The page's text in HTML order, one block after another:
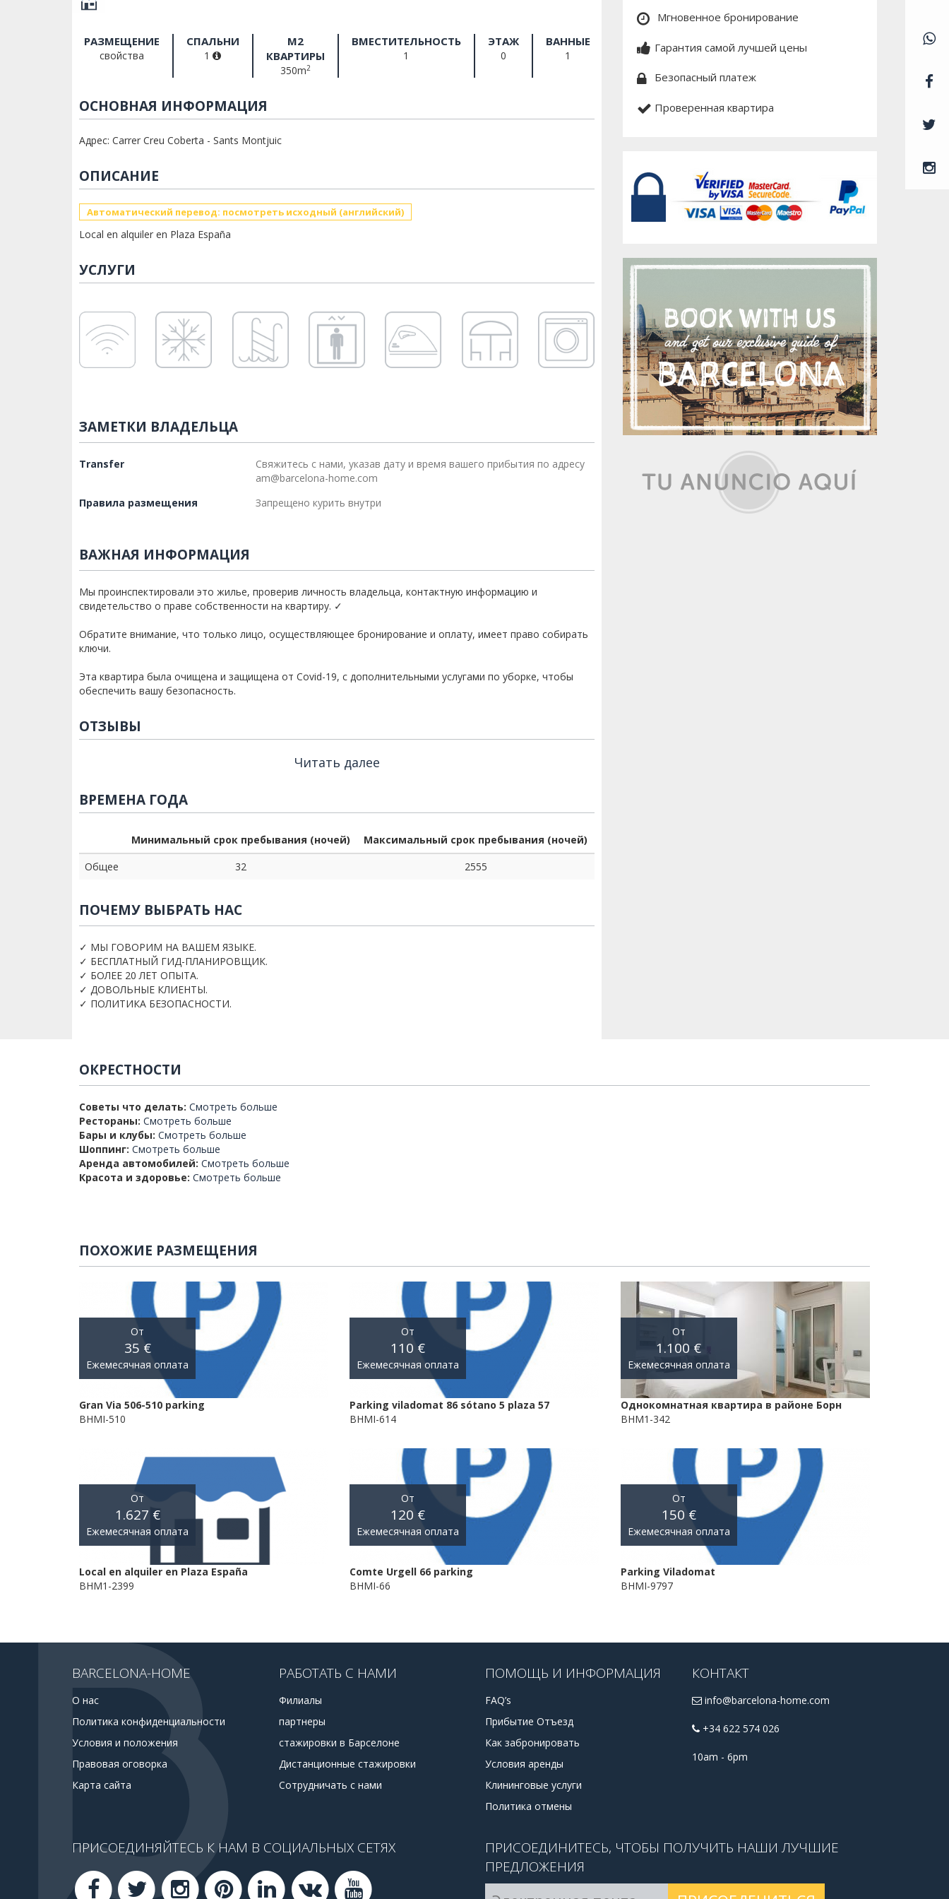
Мгновенное бронирование
Гарантия самой лучшей цены
Безопасный платеж
Проверенная квартира
РАЗМЕЩЕНИЕ
свойства
СПАЛЬНИ
1
M2
КВАРТИРЫ
350m2
ВМЕСТИТЕЛЬНОСТЬ
1
ЭТАЖ
0
ВАННЫЕ
1
ОСНОВНАЯ ИНФОРМАЦИЯ
Адрес: Carrer Creu Coberta - Sants Montjuic
ОПИСАНИЕ
Автоматический перевод: посмотреть исходный (английский)
Local en alquiler en Plaza España
УСЛУГИ
ЗАМЕТКИ ВЛАДЕЛЬЦА
Transfer
Свяжитесь с нами, указав дату и время вашего прибытия по адресу
am@barcelona-home.com
Правила размещения
Запрещено курить внутри
ВАЖНАЯ ИНФОРМАЦИЯ
Мы проинспектировали это жилье, проверив личность владельца, контактную информацию и
свидетельство о праве собственности на квартиру. ✓
Обратите внимание, что только лицо, осуществляющее бронирование и оплату, имеет право собирать
ключи.
Эта квартира была очищена и защищена от Covid-19, с дополнительными услугами по уборке, чтобы
обеспечить вашу безопасность.
ОТЗЫВЫ
Читать далее
ВРЕМЕНА ГОДА
Минимальный срок пребывания (ночей)
Максимальный срок пребывания (ночей)
Общее
32 2555
ПОЧЕМУ ВЫБРАТЬ НАС
✓ МЫ ГОВОРИМ НА ВАШЕМ ЯЗЫКЕ.
✓ БЕСПЛАТНЫЙ ГИД-ПЛАНИРОВЩИК.
✓ БОЛЕЕ 20 ЛЕТ ОПЫТА.
✓ ДОВОЛЬНЫЕ КЛИЕНТЫ.
✓ ПОЛИТИКА БЕЗОПАСНОСТИ.
ОКРЕСТНОСТИ
Советы что делать: Смотреть больше
Рестораны: Смотреть больше
Бары и клубы: Смотреть больше
Шоппинг: Смотреть больше
Аренда автомобилей: Смотреть больше
Красота и здоровье: Смотреть больше
ПОХОЖИЕ РАЗМЕЩЕНИЯ
От
35 €
Ежемесячная оплата
Gran Via 506-510 parking
BHMI-510
От
110 €
Ежемесячная оплата
Parking viladomat 86 sótano 5 plaza 57
BHMI-614
От
1.100 €
Ежемесячная оплата
Однокомнатная квартира в районе Борн
BHM1-342
От
1.627 €
Ежемесячная оплата
Local en alquiler en Plaza España
BHM1-2399
От
120 €
Ежемесячная оплата
Comte Urgell 66 parking
BHMI-66
От
150 €
Ежемесячная оплата
Parking Viladomat
BHMI-9797
BARCELONA-HOME
О нас
Политика конфиденциальности
Условия и положения
Правовая оговорка
Карта сайта
РАБОТАТЬ С НАМИ
Филиалы
партнеры
стажировки в Барселоне
Дистанционные стажировки
Сотрудничать с нами
ПОМОЩЬ И ИНФОРМАЦИЯ
FAQ’s
Прибытие Отъезд
Как забронировать
Условия аренды
Клининговые услуги
Политика отмены
КОНТАКТ
info@barcelona-home.com
+34 622 574 026
10am - 6pm
ПРИСОЕДИНЯЙТЕСЬ К НАМ В СОЦИАЛЬНЫХ СЕТЯХ
ПРИСОЕДИНИТЕСЬ, ЧТОБЫ ПОЛУЧИТЬ НАШИ ЛУЧШИЕ
ПРЕДЛОЖЕНИЯ